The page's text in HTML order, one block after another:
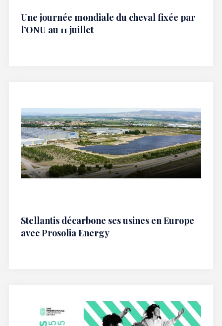
Une journée mondiale du cheval fixée par
l’ONU au 11 juillet
Stellantis décarbone ses usines en Europe
avec Prosolia Energy